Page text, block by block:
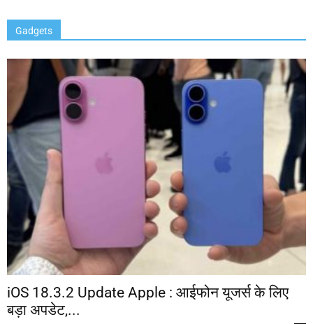
Gadgets
iOS 18.3.2 Update Apple : आईफोन यूजर्स के लिए
बड़ा अपडेट,...